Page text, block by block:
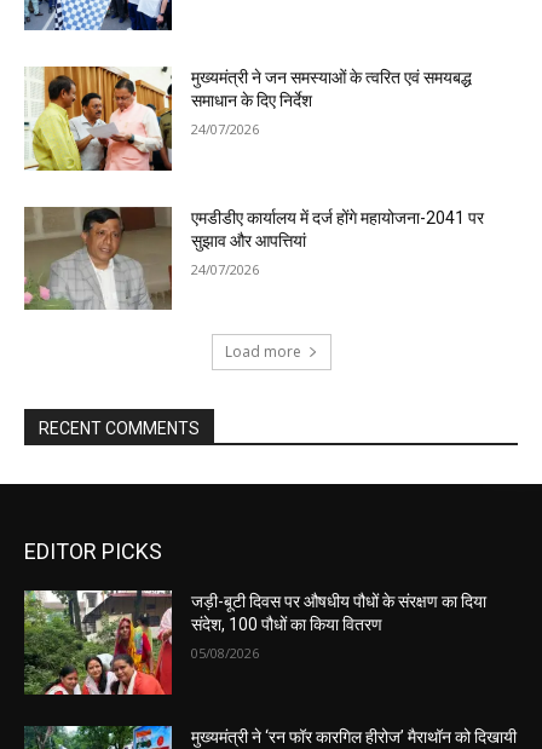
मुख्यमंत्री ने जन समस्याओं के त्वरित एवं समयबद्ध
समाधान के दिए निर्देश
24/07/2026
एमडीडीए कार्यालय में दर्ज होंगे महायोजना-2041 पर
सुझाव और आपत्तियां
24/07/2026
Load more
RECENT COMMENTS
EDITOR PICKS
जड़ी-बूटी दिवस पर औषधीय पौधों के संरक्षण का दिया
संदेश, 100 पौधों का किया वितरण
05/08/2026
मुख्यमंत्री ने ‘रन फॉर कारगिल हीरोज’ मैराथॉन को दिखायी